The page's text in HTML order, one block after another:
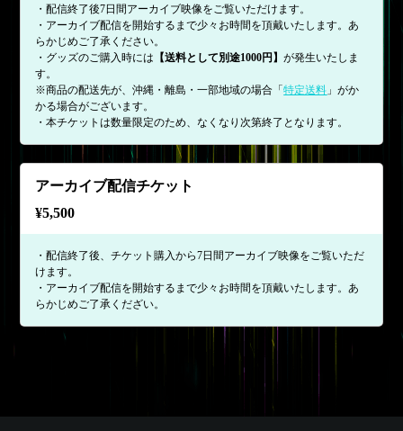
・配信終了後7日間アーカイブ映像をご覧いただけます。
・アーカイブ配信を開始するまで少々お時間を頂戴いたします。あ
らかじめご了承ください。
・グッズのご購入時には
【送料として別途1000円】が発生いたしま
す。
※商品の配送先が、沖縄・離島・一部地域の場合「特定送料 」がか
かる場合がございます。
・本チケットは数量限定のため、なくなり次第終了となります。
アーカイブ配信チケット
¥5,500
・配信終了後、チケット購入から7日間アーカイブ映像をご覧いただ
けます。
・アーカイブ配信を開始するまで少々お時間を頂戴いたします。あ
らかじめご了承くだざい。